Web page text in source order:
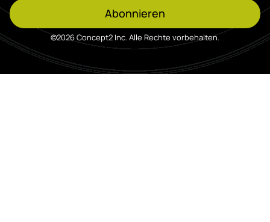
Abonnieren
©2026 Concept2 Inc. Alle Rechte vorbehalten.